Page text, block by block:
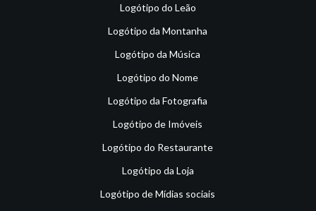
Logótipo do Leão
Logótipo da Montanha
Logótipo da Música
Logótipo do Nome
Logótipo da Fotografia
Logótipo de Imóveis
Logótipo do Restaurante
Logótipo da Loja
Logótipo de Mídias sociais